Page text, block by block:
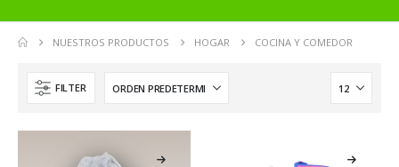
NUESTROS PRODUCTOS HOGAR COCINA Y COMEDOR
FILTER